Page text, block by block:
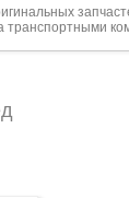
транспортными